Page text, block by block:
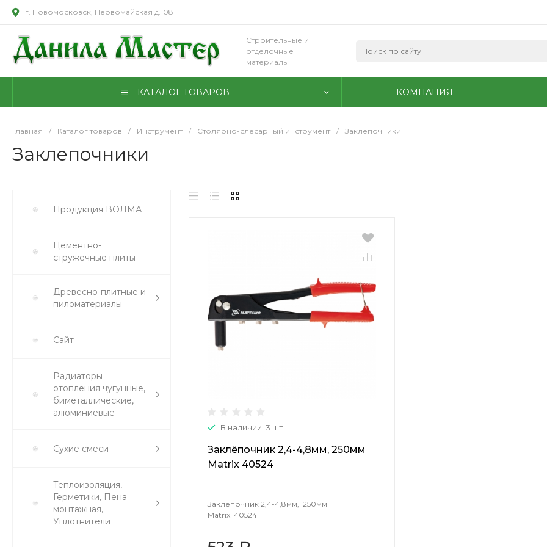
г. Новомосковск, Первомайская д.108
Строительные и
отделочные
материалы
КАТАЛОГ ТОВАРОВ КОМПАНИЯ
Главная / Каталог товаров / Инструмент / Столярно-слесарный инструмент / Заклепочники
Заклепочники
Продукция ВОЛМА
Цементно-
стружечные плиты
Древесно-плитные и
пиломатериалы
Сайт
Радиаторы
отопления чугунные,
биметаллические,
алюминиевые
Сухие смеси
Теплоизоляция,
Герметики, Пена
монтажная,
Уплотнители
В наличии: 3 шт
Заклёпочник 2,4-4,8мм, 250мм
Matrix 40524
Заклёпочник 2,4-4,8мм, 250мм
Matrix 40524